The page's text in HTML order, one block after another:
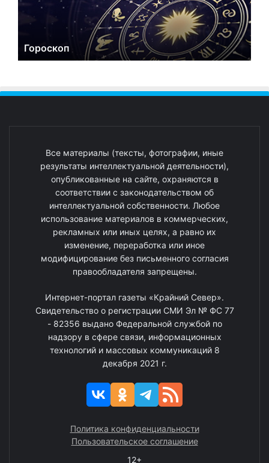
Гороскоп
Все материалы (тексты, фотографии, иные
результаты интеллектуальной деятельности),
опубликованные на сайте, охраняются в
соответствии с законодательством об
интеллектуальной собственности. Любое
использование материалов в коммерческих,
рекламных или иных целях, а равно их
изменение, переработка или иное
модифицирование без письменного согласия
правообладателя запрещены.
Интернет-портал газеты «Крайний Север».
Свидетельство о регистрации СМИ Эл № ФС 77
- 82356 выдано Федеральной службой по
надзору в сфере связи, информационных
технологий и массовых коммуникаций 8
декабря 2021 г.
Политика конфиденциальности
Пользовательское соглашение
12+